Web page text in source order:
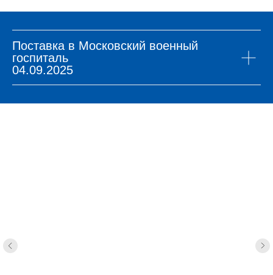
Поставка в Московский военный
госпиталь
04.09.2025